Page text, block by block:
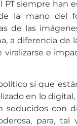
PT siempre han
la mano del
de las
a diferencia de
e
sí que
en lo
con
para,